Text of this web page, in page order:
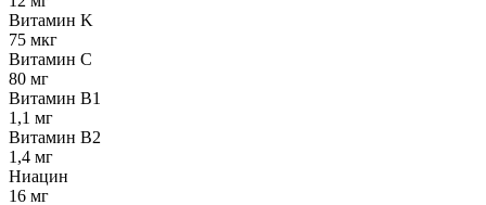
Витамин K
75 мкг
Витамин C
80 мг
Витамин B1
1,1 мг
Витамин B2
1,4 мг
Ниацин
16 мг